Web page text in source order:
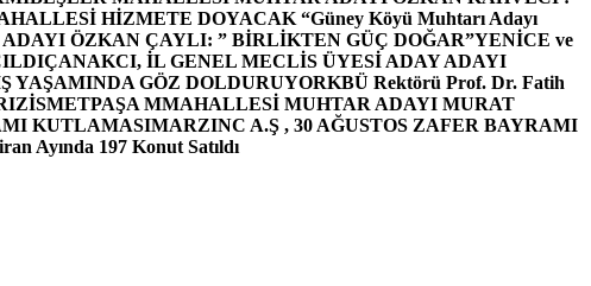
HİZMETE DOYACAK “Güney Köyü Muhtarı Adayı
ÖZKAN ÇAYLI: ” BİRLİKTEN GÜÇ DOĞAR”YENİCE ve
ÇANAKCI, İL GENEL MECLİS ÜYESİ ADAY ADAYI
YAŞAMINDA GÖZ DOLDURUYORKBÜ Rektörü Prof. Dr. Fatih
İSMETPAŞA MMAHALLESİ MUHTAR ADAYI MURAT
KUTLAMASIMARZINC A.Ş , 30 AĞUSTOS ZAFER BAYRAMI
Ayında 197 Konut Satıldı